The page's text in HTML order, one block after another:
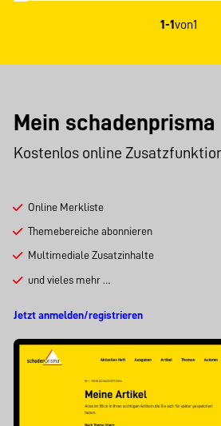
1-1von1
Mein schadenprisma
Kostenlos online
Online Merkliste
Themebereiche abonnieren
Multimediale Zusatzinhalte
und vieles mehr …
Jetzt anmelden/registrieren